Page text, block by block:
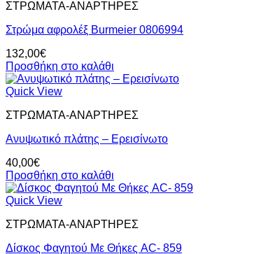
ΣΤΡΩΜΑΤΑ-ΑΝΑΡΤΗΡΕΣ
Στρώμα αφρολέξ Burmeier 0806994
132,00€
Προσθήκη στο καλάθι
Quick View
ΣΤΡΩΜΑΤΑ-ΑΝΑΡΤΗΡΕΣ
Ανυψωτικό πλάτης – Ερεισίνωτο
40,00€
Προσθήκη στο καλάθι
Quick View
ΣΤΡΩΜΑΤΑ-ΑΝΑΡΤΗΡΕΣ
Δίσκος Φαγητού Με Θήκες AC- 859